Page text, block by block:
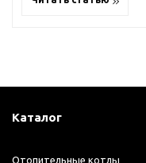
Каталог
Отопительные котлы